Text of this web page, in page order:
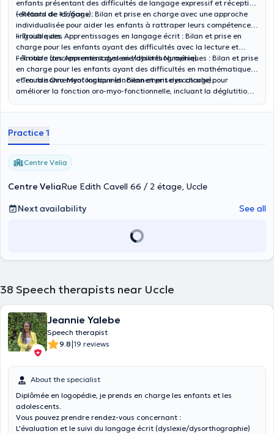
enfants présentant des difficultés de langage expressif et réceptif
(enfants de +5/6ans).
– Retard de langage : Bilan et prise en charge avec une approche
individualisée pour aider les enfants à rattraper leurs compétences
linguistiques.
– Trouble des Apprentissages en langage écrit : Bilan et prise en
charge pour les enfants ayant des difficultés avec la lecture et
l’écriture (anciennement dyslexie/dysorthographie).
– Trouble des Apprentissages en Habilités Numériques : Bilan et prise
en charge pour les enfants ayant des difficultés en mathématiques
et en raisonnement logique (anciennement dyscalculie).
– Trouble Oro-Myofonctionnel : Bilan et prise en charge pour
améliorer la fonction oro-myo-fonctionnelle, incluant la déglutition
autres troubles liés.
Practice 1
Centre Velia
Centre VeliaRue Edith Cavell 66 / 2 étage, Uccle
Next availability
See all
38 Speech therapists near Uccle
Jeannie Yalebe
Speech therapist
9.8|19 reviews
About the specialist
Diplômée en logopédie, je prends en charge les enfants et les
adolescents.
Vous pouvez prendre rendez-vous concernant :
L'évaluation et le suivi du langage écrit (dyslexie/dysorthographie)